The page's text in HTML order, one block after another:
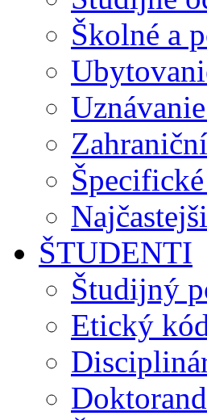
Školné a
ŠTUDENTI
Študijný
Etický